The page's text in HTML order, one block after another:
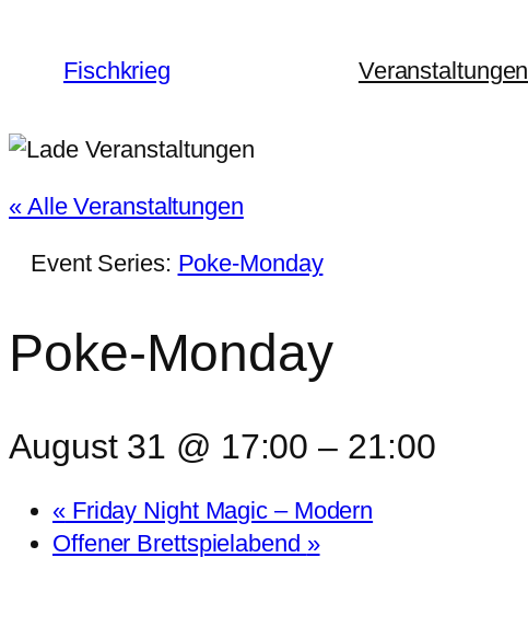
Fischkrieg Veranstaltungen
« Alle Veranstaltungen
Event Series: Poke-Monday
Poke-Monday
August 31 @ 17:00 – 21:00
«Friday Night Magic – Modern
Offener Brettspielabend »